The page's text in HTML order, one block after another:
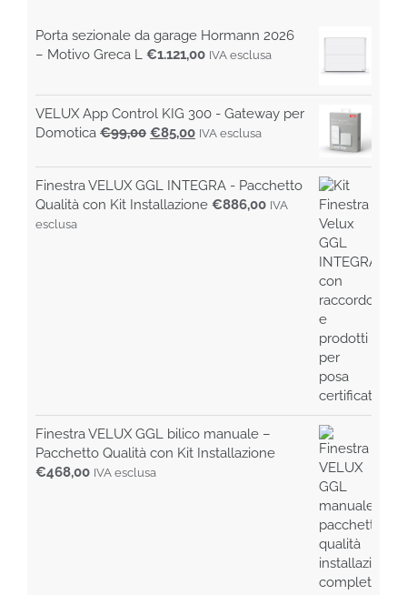
Porta sezionale da garage Hormann 2026
– Motivo Greca L €1.121,00 IVA esclusa
VELUX App Control KIG 300 - Gateway per
Domotica €99,00 Il
originale
era:
€99,00.
€85,00Il
attuale
è:
€85,00.
IVA esclusa
Finestra VELUX GGL INTEGRA - Pacchetto
Qualità con Kit Installazione €886,00 IVA
esclusa
Finestra VELUX GGL bilico manuale –
Pacchetto Qualità con Kit Installazione
€468,00 IVA esclusa